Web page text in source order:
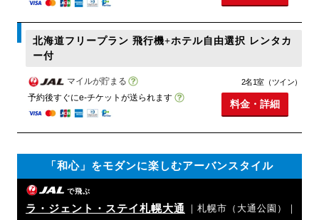
北海道フリープラン 飛行機+ホテル自由選択 レンタカ
ー付
マイルが貯まる
予約後すぐにe-チケットが送られます
2名1室（ツイン）
料金・詳細
「和心」をモダンに楽しむアーバンスタイル
で飛ぶ
ラ・ジェント・ステイ札幌大通 ｜札幌市（大通公園）｜